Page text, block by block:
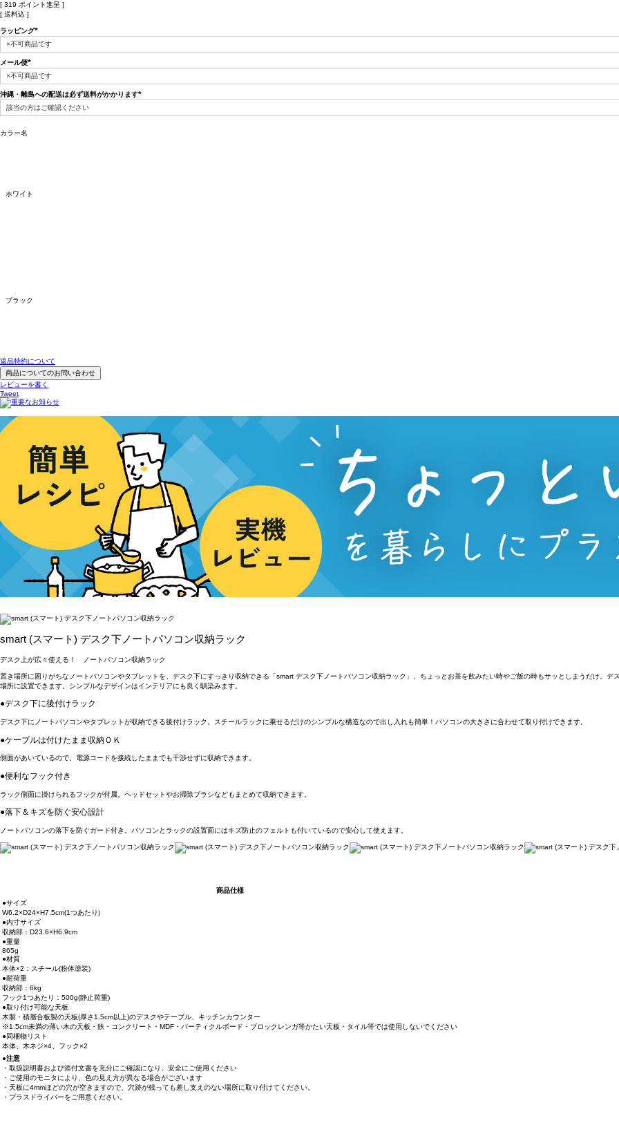
[ 319 ポイント進呈 ]
送料込
ラッピング
(必
須)
メール便
(必
須)
沖縄・離島への配送は必ず送料がかかります
須)
カラー名
ホワイト
ブラック
返品特約について
商品についてのお問い合わせ
レビューを書く
Tweet
smart (スマート) デスク下ノートパソコン収納ラック
デスク上が広々使える！ ノートパソコン収納ラック
置き場所に困りがちなノートパソコンやタブレットを、デスク下にすっきり収納できる「smart デスク下ノートパソコン収納ラック」。ちょっとお茶を飲みたい時やご飯の時もサッとしまうだけ。
場所に設置できます。シンプルなデザインはインテリアにも良く馴染みます。
●デスク下に後付けラック
デスク下にノートパソコンやタブレットが収納できる後付けラック。スチールラックに乗せるだけのシンプルな構造なので出し入れも簡単！パソコンの大きさに合わせて取り付けできます。
●ケーブルは付けたまま収納ＯＫ
側面があいているので、電源コードを接続したままでも干渉せずに収納できます。
●便利なフック付き
ラック側面に掛けられるフックが付属。ヘッドセットやお掃除ブラシなどもまとめて収納できます。
●落下＆キズを防ぐ安心設計
ノートパソコンの落下を防ぐガード付き。パソコンとラックの設置面にはキズ防止のフェルトも付いているので安心して使えます。
商品仕様
●サイズ
W6.2×D24×H7.5cm(1つあたり)
●内寸サイズ
収納部：D23.6×H6.9cm
●重量
865g
●材質
本体×2：スチール(粉体塗装)
●耐荷重
収納部：6kg
フック1つあたり：500g(静止荷重)
●取り付け可能な天板
木製・積層合板製の天板(厚さ1.5cm以上)のデスクやテーブル、キッチンカウンター
※1.5cm未満の薄い木の天板・鉄・コンクリート・MDF・パーティクルボード・ブロックレンガ等かたい天板・タイル等では使用しないでください
●同梱物リスト
本体、木ネジ×4、フック×2
●注意
・取扱説明書および添付文書を充分にご確認になり、安全にご使用ください
・ご使用のモニタにより、色の見え方が異なる場合がございます
・天板に4mmほどの穴が空きますので、穴跡が残っても差し支えのない場所に取り付けてください。
・プラスドライバーをご用意ください。